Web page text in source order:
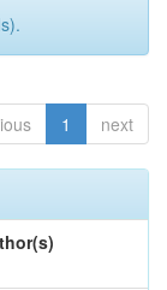
1 next